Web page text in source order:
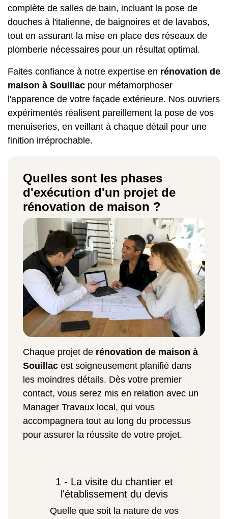
complète de salles de bain, incluant la pose de
douches à l'italienne, de baignoires et de lavabos,
tout en assurant la mise en place des réseaux de
plomberie nécessaires pour un résultat optimal.
Faites confiance à notre expertise en rénovation de
maison à Souillac pour métamorphoser
l'apparence de votre façade extérieure. Nos ouvriers
expérimentés réalisent pareillement la pose de vos
menuiseries, en veillant à chaque détail pour une
finition irréprochable.
Quelles sont les phases
d'exécution d'un projet de
rénovation de maison ?
Chaque projet de rénovation de maison à
Souillac est soigneusement planifié dans
les moindres détails. Dès votre premier
contact, vous serez mis en relation avec un
Manager Travaux local, qui vous
accompagnera tout au long du processus
pour assurer la réussite de votre projet.
1 - La visite du chantier et
l'établissement du devis
Quelle que soit la nature de vos